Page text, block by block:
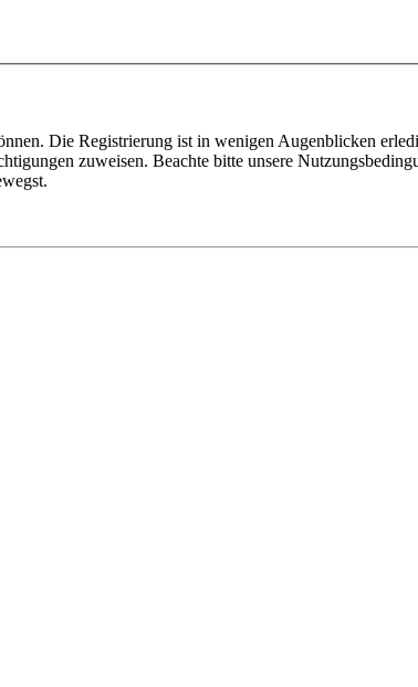
Die Registrierung ist in wenigen Augenblicken
zuweisen. Beachte bitte unsere